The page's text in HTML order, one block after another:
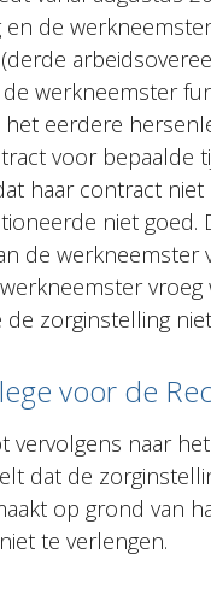
en de
de werkneemster
eerdere
voor bepaalde
haar contract
niet goed.
de
zorginstelling
voor de
vervolgens naar
dat de
op grond van
te verlengen.